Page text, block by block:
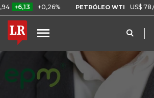
PETRÓLEO WTI US$ 78,01 US$ 2,92